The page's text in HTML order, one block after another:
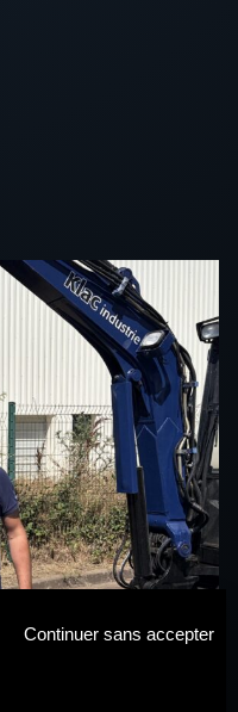
Continuer sans accepter